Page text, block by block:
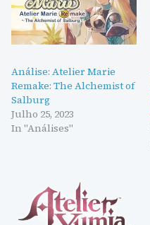
Análise: Atelier Marie
Remake: The Alchemist of
Salburg
Julho 25, 2023
In "Análises"